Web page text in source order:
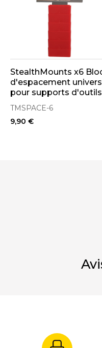
StealthMounts x6
d'espacement
pour supports d'outils
TMSPACE
TMSPACE-6
9,90 €